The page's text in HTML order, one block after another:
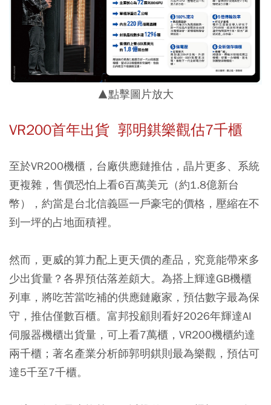
▲點擊圖片放大
VR200首年出貨 郭明錤樂觀估7千櫃
至於VR200機櫃，台廠供應鏈推估，晶片更多、系統
更複雜，售價恐怕上看6百萬美元（約1.8億新台
幣），約當是台北信義區一戶豪宅的價格，壓縮在不
到一坪的占地面積裡。
然而，更威的算力配上更天價的產品，究竟能帶來多
少出貨量？各界預估落差頗大。為搭上輝達GB機櫃
列車，將吃苦當吃補的供應鏈廠家，預估數字最為保
守，推估僅數百櫃。富邦投顧則看好2026年輝達AI
伺服器機櫃出貨量，可上看7萬櫃，VR200機櫃約達
兩千櫃；著名產業分析師郭明錤則最為樂觀，預估可
達5千至7千櫃。